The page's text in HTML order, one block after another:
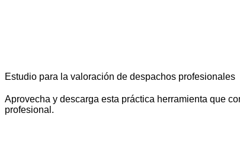
Estudio para la valoración de despachos profesionales
Aprovecha y descarga esta práctica herramienta que
profesional.